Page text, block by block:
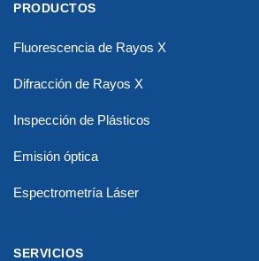
PRODUCTOS
Fluorescencia de Rayos X
Difracción de Rayos X
Inspección de Plásticos
Emisión óptica
Espectrometría Láser
SERVICIOS